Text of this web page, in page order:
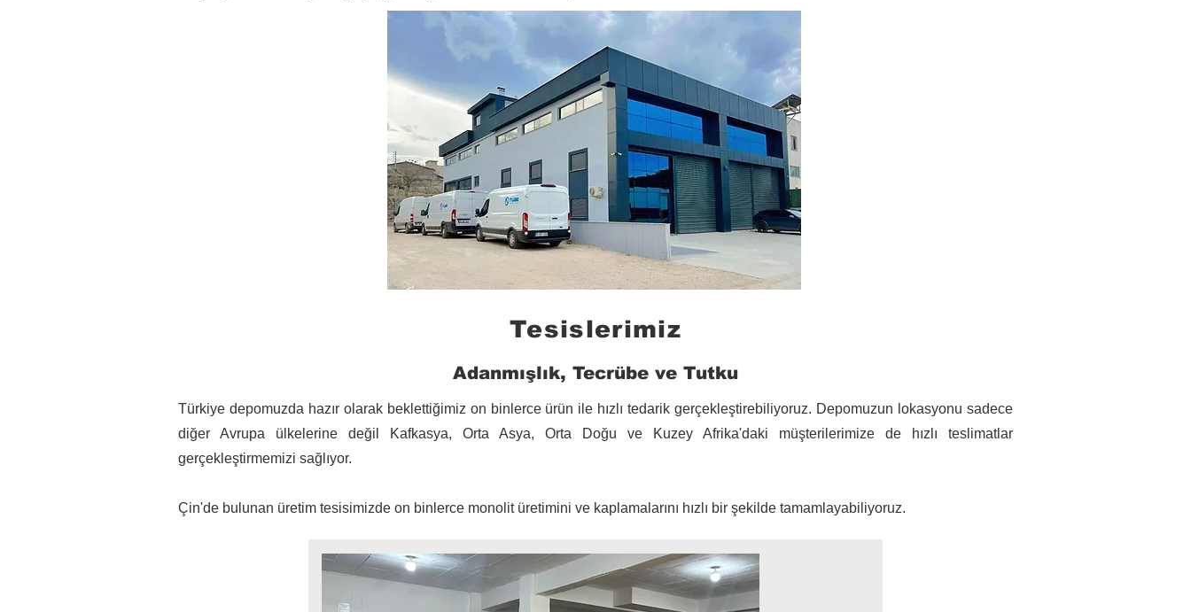
Tesislerimiz
Adanmışlık, Tecrübe ve Tutku
Türkiye depomuzda hazır olarak beklettiğimiz on binlerce ürün ile hızlı tedarik gerçekleştirebiliyoruz. Depomuzun lokasyonu sadece
diğer Avrupa ülkelerine değil Kafkasya, Orta Asya, Orta Doğu ve Kuzey Afrika'daki müşterilerimize de hızlı teslimatlar
gerçekleştirmemizi sağlıyor.
Çin'de bulunan üretim tesisimizde on binlerce monolit üretimini ve kaplamalarını hızlı bir şekilde tamamlayabiliyoruz.